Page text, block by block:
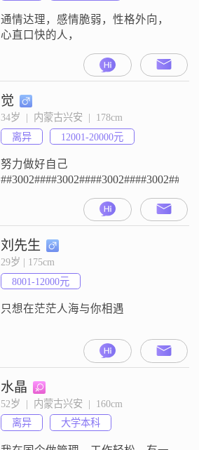
通情达理，感情脆弱，性格外向，
心直口快的人，
觉
34岁  |  内蒙古兴安  |  178cm
离异
12001-20000元
努力做好自己
刘先生
29岁 | 175cm
8001-12000元
只想在茫茫人海与你相遇
水晶
52岁  |  内蒙古兴安  |  160cm
离异
大学本科